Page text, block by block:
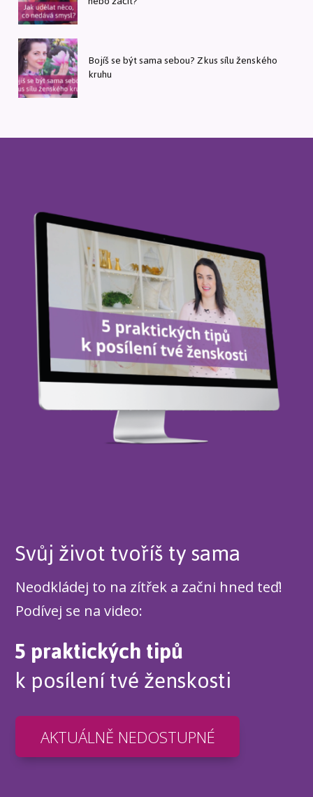
Bojíš se být sama sebou? Zkus sílu ženského
kruhu
Svůj život tvoříš ty sama
Neodkládej to na zítřek a začni hned teď!
Podívej se na video:
5 praktických tipů
k posílení tvé ženskosti
AKTUÁLNĚ NEDOSTUPNÉ